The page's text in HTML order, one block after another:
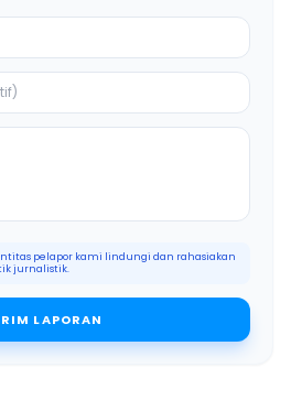
pelapor kami lindungi dan rahasiakan
jurnalistik.
LAPORAN